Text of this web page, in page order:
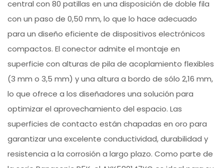
central con 80 patillas en una disposición de doble fila
con un paso de 0,50 mm, lo que lo hace adecuado
para un diseño eficiente de dispositivos electrónicos
compactos. El conector admite el montaje en
superficie con alturas de pila de acoplamiento flexibles
(3 mm o 3,5 mm) y una altura a bordo de sólo 2,16 mm,
lo que ofrece a los diseñadores una solución para
optimizar el aprovechamiento del espacio. Las
superficies de contacto están chapadas en oro para
garantizar una excelente conductividad, durabilidad y
resistencia a la corrosión a largo plazo. Como parte de